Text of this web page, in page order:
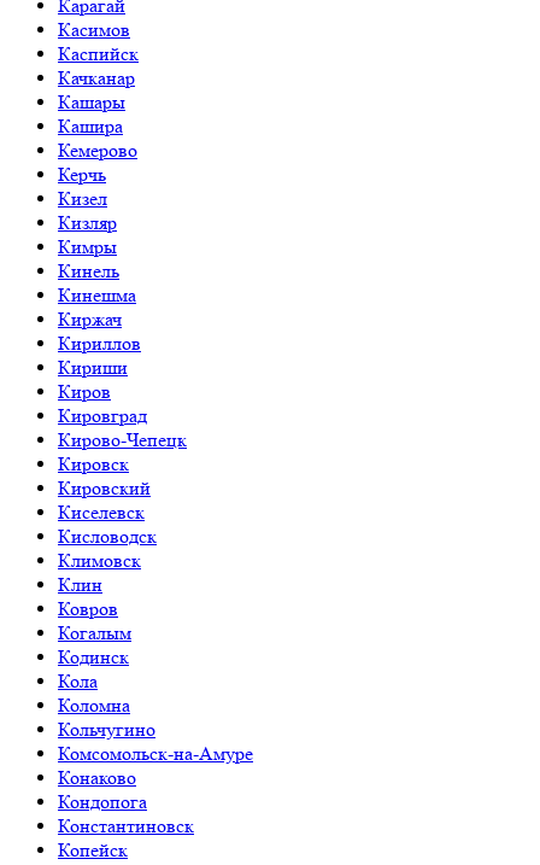
Карагай
Касимов
Каспийск
Качканар
Кашары
Кашира
Кемерово
Керчь
Кизел
Кизляр
Кимры
Кинель
Кинешма
Киржач
Кириллов
Кириши
Киров
Кировград
Кирово-Чепецк
Кировск
Кировский
Киселевск
Кисловодск
Климовск
Клин
Ковров
Когалым
Кодинск
Кола
Коломна
Кольчугино
Комсомольск-на-Амуре
Конаково
Кондопога
Константиновск
Копейск